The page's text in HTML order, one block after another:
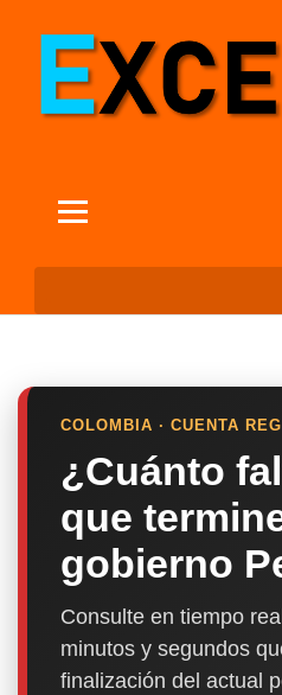
COLOMBIA · CUENTA
¿Cuánto
que
gobierno
Consulte en tiempo
minutos y segundos
finalización del actual